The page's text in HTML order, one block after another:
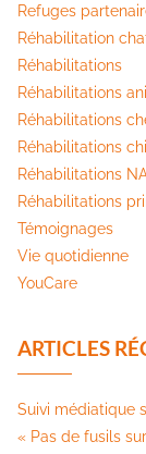
Refuges
Réhabilitation
Réhabilitations
Réhabilitations
Réhabilitations
Réhabilitations
Réhabilitations
Réhabilitations
Témoignages
Vie quotidienne
YouCare
ARTICLES
Suivi médiatique
« Pas de fusils